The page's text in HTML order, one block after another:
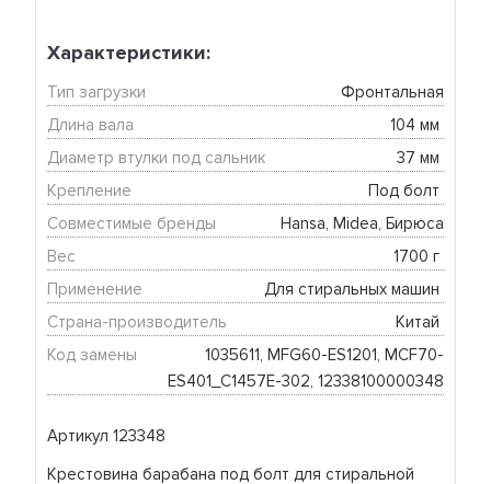
Артикул 123348
Крестовина барабана под болт для стиральной
Характеристики:
Тип загрузки
Фронтальная
Длина вала
104 мм
Диаметр втулки под сальник
37 мм
Крепление
Под болт
Совместимые бренды
Hansa, Midea, Бирюса
Вес
1700 г
Применение
Для стиральных машин
Страна-производитель
Китай
Код замены
1035611, MFG60-ES1201, MCF70-
ES401_C1457E-302, 12338100000348